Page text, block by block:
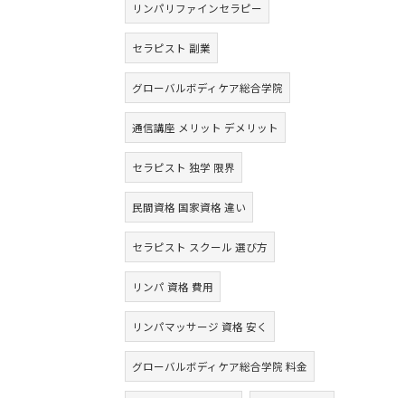
リンパリファインセラピー
セラピスト 副業
グローバルボディケア総合学院
通信講座 メリット デメリット
セラピスト 独学 限界
民間資格 国家資格 違い
セラピスト スクール 選び方
リンパ 資格 費用
リンパマッサージ 資格 安く
グローバルボディケア総合学院 料金